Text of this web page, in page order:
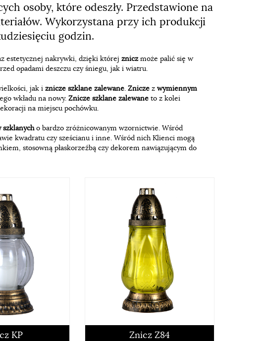
osoby, które odeszły. Przedstawione na
Wykorzystana przy ich produkcji
godzin.
estetycznej nakrywki, dzięki której znicz może palić się w
opadami deszczu czy śniegu, jak i wiatru.
jak i znicze szklane zalewane. Znicze z wymiennym
wkładu na nowy. Znicze szklane zalewane to z kolei
na miejscu pochówku.
szklanycho bardzo zróżnicowanym wzornictwie. Wśród
kwadratu czy sześcianu i inne. Wśród nich Klienci mogą
stosowną płaskorzeźbą czy dekorem nawiązującym do
KP Znicz Z84